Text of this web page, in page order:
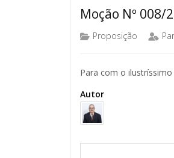
Moção Nº 008/
Proposição
Para com o
Autor